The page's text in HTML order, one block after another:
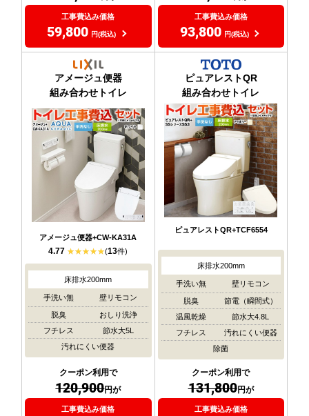
工事費込み価格
59,800 円(税込)
工事費込み価格
93,800 円(税込)
アメージュ便器
組み合わせトイレ
アメージュ便器+CW-KA31A
4.77 (13件)
床排水200mm
手洗い無 壁リモコン
脱臭
おしり洗浄
フチレス
節水大5L
汚れにくい便器
クーポン利用で
120,900円が
工事費込み価格
ピュアレストQR
組み合わせトイレ
ピュアレストQR+TCF6554
床排水200mm
手洗い無 壁リモコン
脱臭
節電（瞬間式）
温風乾燥
節水大4.8L
フチレス
汚れにくい便器
除菌
クーポン利用で
131,800円が
工事費込み価格